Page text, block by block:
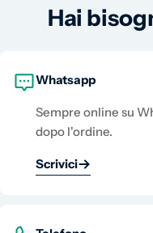
Hai
Whatsapp
Sempre online su
dopo l'ordine.
Scrivici